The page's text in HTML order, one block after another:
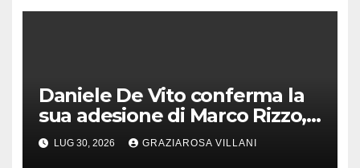
Daniele De Vito conferma la
sua adesione di Marco Rizzo,
nel rispetto delle decisioni
del 1° Congress
LUG 30, 2026 GRAZIAROSA VILLANI